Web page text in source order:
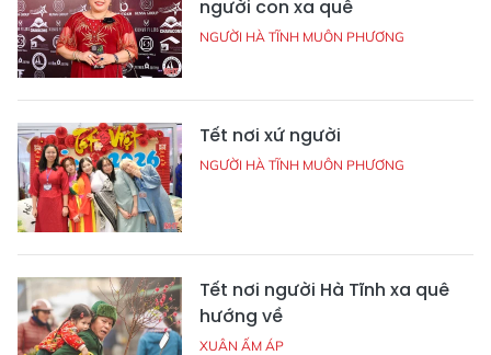
người con xa quê
NGƯỜI HÀ TĨNH MUÔN PHƯƠNG
Tết nơi xứ người
NGƯỜI HÀ TĨNH MUÔN PHƯƠNG
Tết nơi người Hà Tĩnh xa quê
hướng về
XUÂN ẤM ÁP